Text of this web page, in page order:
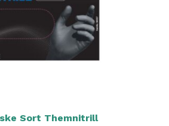
Sort Themnitrill